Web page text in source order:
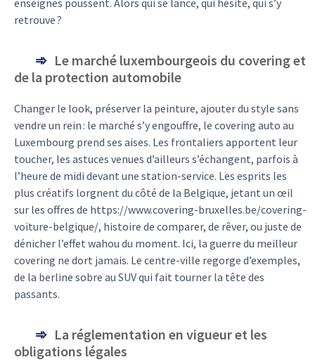
retrouve ?
Le marché luxembourgeois du covering et
de la protection automobile
Changer le look, préserver la peinture, ajouter du style sans
vendre un rein : le marché s’y engouffre, le covering auto au
Luxembourg prend ses aises. Les frontaliers apportent leur
toucher, les astuces venues d’ailleurs s’échangent, parfois à
l’heure de midi devant une station-service. Les esprits les
plus créatifs lorgnent du côté de la Belgique, jetant un œil
sur les offres de https://www.covering-bruxelles.be/covering-
voiture-belgique/, histoire de comparer, de rêver, ou juste de
dénicher l’effet wahou du moment. Ici, la guerre du meilleur
covering ne dort jamais. Le centre-ville regorge d’exemples,
de la berline sobre au SUV qui fait tourner la tête des
passants.
La réglementation en vigueur et les
obligations légales